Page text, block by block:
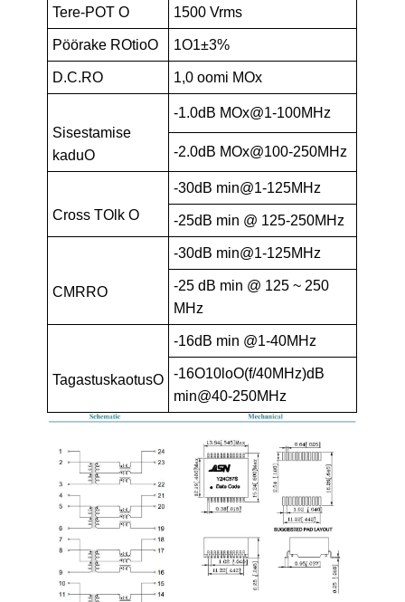
Tere-POT O 1500 Vrms
Pöörake ROtioO 1O1±3%
D.C.RO 1,0 oomi MOx
Sisestamise
kaduO
-1.0dB MOx@1-100MHz
-2.0dB MOx@100-250MHz
Cross TOlk O
-30dB min@1-125MHz
-25dB min @ 125-250MHz
CMRRO
-30dB min@1-125MHz
-25 dB min @ 125 ~ 250
MHz
TagastuskaotusO
-16dB min @1-40MHz
-16O10loO(f/40MHz)dB
min@40-250MHz